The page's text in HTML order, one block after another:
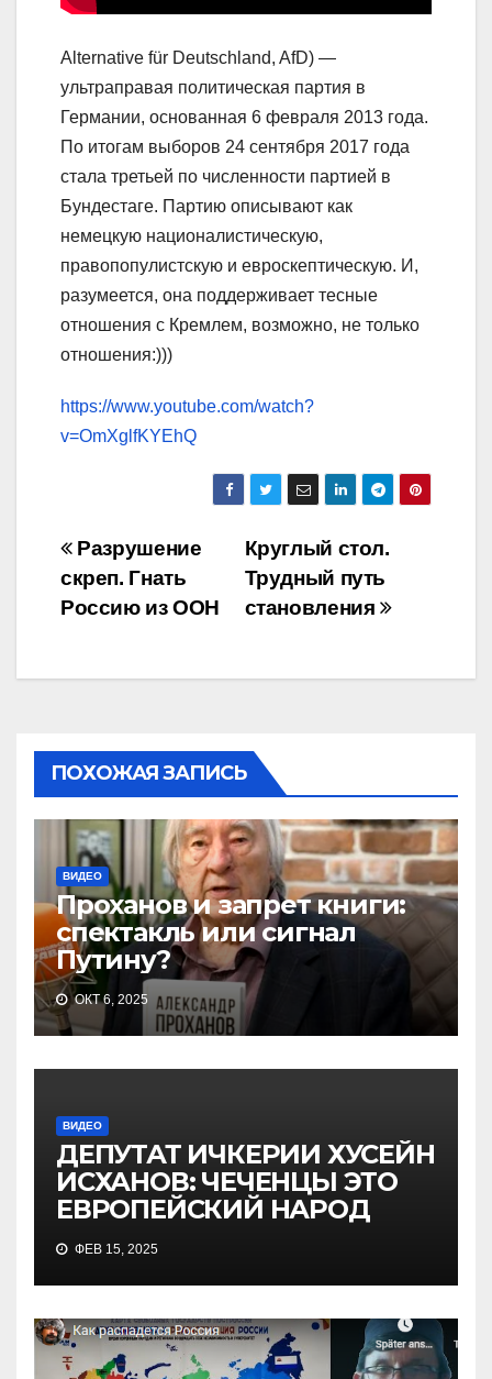
Alternative für Deutschland, AfD) —
ультраправая политическая партия в
Германии, основанная 6 февраля 2013 года.
По итогам выборов 24 сентября 2017 года
стала третьей по численности партией в
Бундестаге. Партию описывают как
немецкую националистическую,
правопопулистскую и евроскептическую. И,
разумеется, она поддерживает тесные
отношения с Кремлем, возможно, не только
отношения:)))
https://www.youtube.com/watch?
v=OmXglfKYEhQ
Навигация
по
записям
Круглый стол.
Трудный путь
становления
Разрушение
скреп. Гнать
Россию из ООН
ПОХОЖАЯ ЗАПИСЬ
ВИДЕО
Проханов и запрет книги:
спектакль или сигнал
Путину?
ОКТ 6, 2025
ВИДЕО
ДЕПУТАТ ИЧКЕРИИ ХУСЕЙН
ИСХАНОВ: ЧЕЧЕНЦЫ ЭТО
ЕВРОПЕЙСКИЙ НАРОД
ФЕВ 15, 2025